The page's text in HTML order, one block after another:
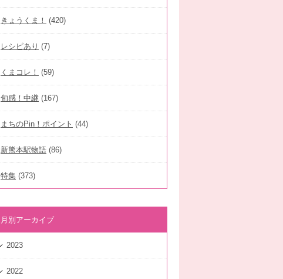
きょうくま！ (420)
レシピあり (7)
くまコレ！ (59)
旬感！中継 (167)
まちのPin！ポイント (44)
新熊本駅物語 (86)
特集 (373)
月別アーカイブ
2023
2022